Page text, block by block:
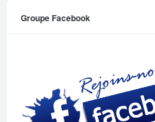
Groupe Facebook